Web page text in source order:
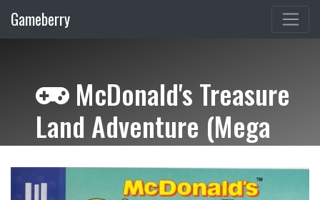
Gameberry
McDonald's Treasure
Land Adventure (Mega
Drive)